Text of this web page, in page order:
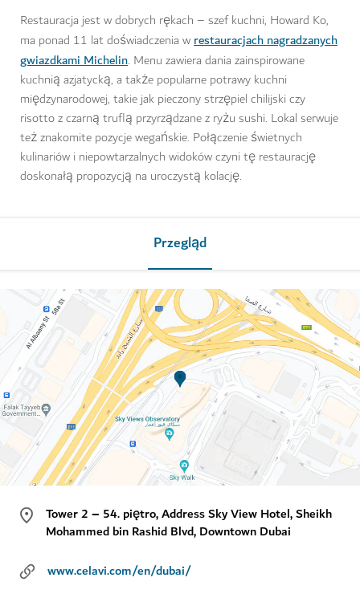
Restauracja jest w dobrych rękach – szef kuchni, Howard Ko,
ma ponad 11 lat doświadczenia wrestauracjach nagradzanych
gwiazdkami Michelin. Menu zawiera dania zainspirowane
kuchnią azjatycką, a także popularne potrawy kuchni
międzynarodowej, takie jak pieczony strzępiel chilijski czy
risotto z czarną truflą przyrządzane z ryżu sushi. Lokal serwuje
też znakomite pozycje wegańskie. Połączenie świetnych
kulinariów i niepowtarzalnych widoków czyni tę restaurację
doskonałą propozycją na uroczystą kolację.
Przegląd
Tower 2 – 54. piętro, Address Sky View Hotel, Sheikh
Mohammed bin Rashid Blvd, Downtown Dubai
www.celavi.com/en/dubai/